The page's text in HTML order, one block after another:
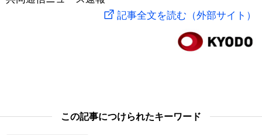
記事全文を読む（外部サイト）
この記事につけられたキーワード